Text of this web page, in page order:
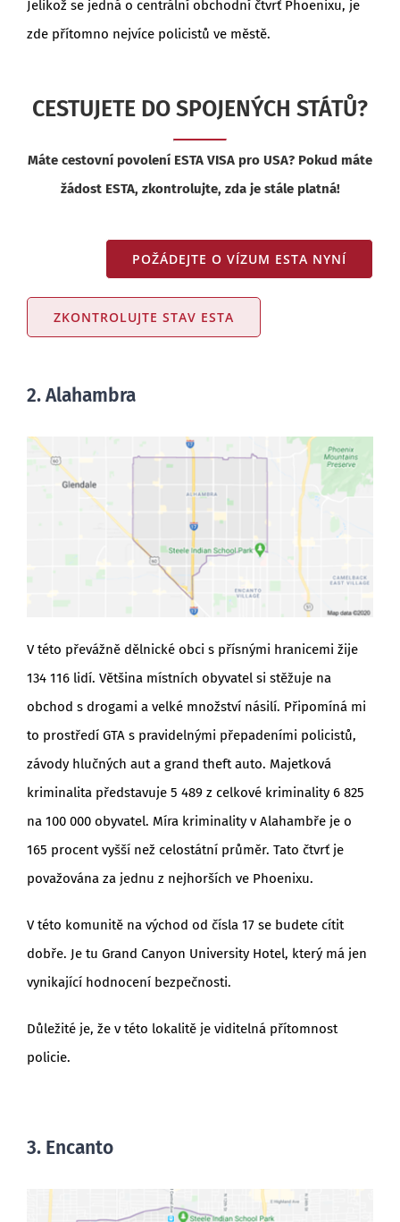
Jelikož se jedná o centrální obchodní čtvrť Phoenixu, je
zde přítomno nejvíce policistů ve městě.
CESTUJETE DO SPOJENÝCH STÁTŮ?
Máte cestovní povolení ESTA VISA pro USA? Pokud máte
žádost ESTA, zkontrolujte, zda je stále platná!
POŽÁDEJTE O VÍZUM ESTA NYNÍ
ZKONTROLUJTE STAV ESTA
2. Alahambra
V této převážně dělnické obci s přísnými hranicemi žije
134 116 lidí. Většina místních obyvatel si stěžuje na
obchod s drogami a velké množství násilí. Připomíná mi
to prostředí GTA s pravidelnými přepadeními policistů,
závody hlučných aut a grand theft auto. Majetková
kriminalita představuje 5 489 z celkové kriminality 6 825
na 100 000 obyvatel. Míra kriminality v Alahambře je o
165 procent vyšší než celostátní průměr. Tato čtvrť je
považována za jednu z nejhorších ve Phoenixu.
V této komunitě na východ od čísla 17 se budete cítit
dobře. Je tu Grand Canyon University Hotel, který má jen
vynikající hodnocení bezpečnosti.
Důležité je, že v této lokalitě je viditelná přítomnost
policie.
3. Encanto